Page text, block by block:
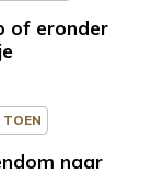
of eronder
TOEN
naar